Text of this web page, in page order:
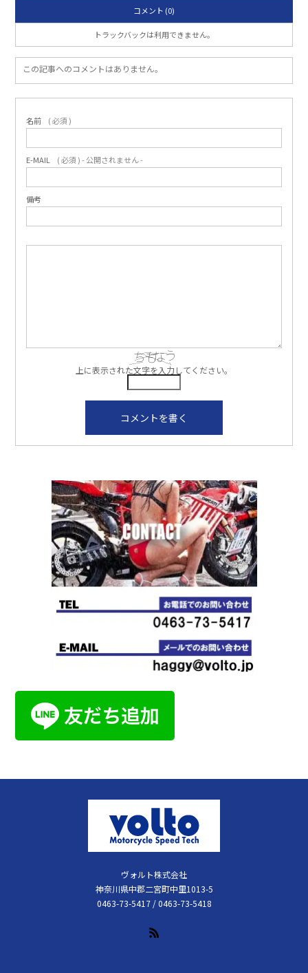
コメント (0)
トラックバックは利用できません。
この記事へのコメントはありません。
名前 ( 必須 )
E-MAIL ( 必須 ) - 公開されません -
備考
上に表示された文字を入力してください。
ヴォルト株式会社
神奈川県中郡二宮町中里1013-5
0463-73-5417 / 0463-73-5418